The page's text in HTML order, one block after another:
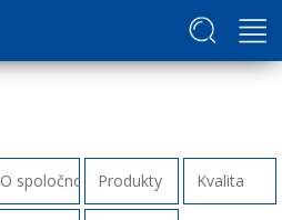
O spoločnostiProdukty Kvalita